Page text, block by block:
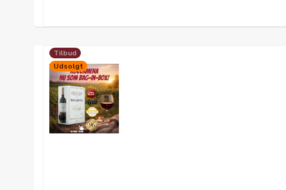
Tilbud
Udsolgt